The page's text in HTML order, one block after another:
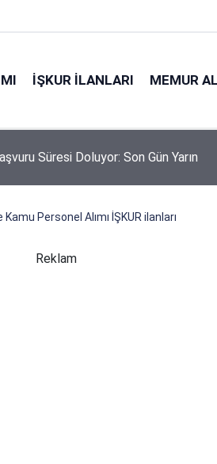
İŞKUR İLANLARI MEMUR
Süresi Doluyor: Son Gün Yarın
Personel Alımı İŞKUR ilanları
Reklam